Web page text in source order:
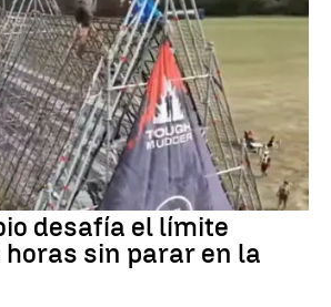
desafía el límite
horas sin parar en la